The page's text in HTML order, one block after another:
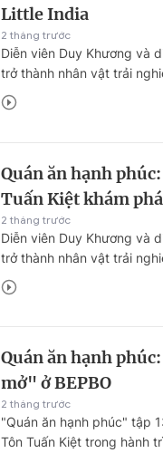
Little India
2 tháng trước
Diễn viên Duy Khương và
trở thành nhân vật trải
ăn hạnh phúc" tập 23. Họ
các món ngon Ấn Độ giữa
Quán ăn hạnh
Tuấn Kiệt khám
2 tháng trước
Diễn viên Duy Khương và
trở thành nhân vật trải
ăn hạnh phúc" tập 23. Họ
các món ngon Ấn Độ giữa
Quán ăn hạnh
mở" ở BEPBO
2 tháng trước
"Quán ăn hạnh phúc" tập
Tôn Tuấn Kiệt trong hành